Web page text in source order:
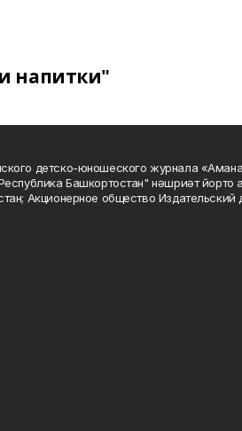
напитки"
детско-юношеского журнала
Башкортостан" нәшриәт йорто
Акционерное общество